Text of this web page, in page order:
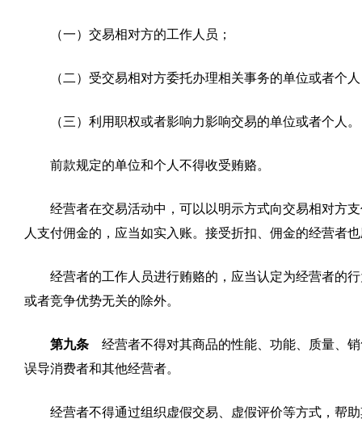
（一）交易相对方的工作人员；
（二）受交易相对方委托办理相关事务的单位或者个
（三）利用职权或者影响力影响交易的单位或者个人。
前款规定的单位和个人不得收受贿赂。
经营者在交易活动中，可以以明示方式向交易相对方
人支付佣金的，应当如实入账。接受折扣、佣金的经营者
经营者的工作人员进行贿赂的，应当认定为经营者的
或者竞争优势无关的除外。
第九条 经营者不得对其商品的性能、功能、质量、
误导消费者和其他经营者。
经营者不得通过组织虚假交易、虚假评价等方式，帮